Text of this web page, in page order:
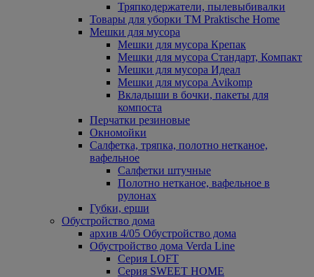
Тряпкодержатели, пылевыбивалки
Товары для уборки ТМ Praktische Home
Мешки для мусора
Мешки для мусора Крепак
Мешки для мусора Стандарт, Компакт
Мешки для мусора Идеал
Мешки для мусора Avikomp
Вкладыши в бочки, пакеты для
компоста
Перчатки резиновые
Окномойки
Салфетка, тряпка, полотно нетканое,
вафельное
Салфетки штучные
Полотно нетканое, вафельное в
рулонах
Губки, ерши
Обустройство дома
архив 4/05 Обустройство дома
Обустройство дома Verda Line
Серия LOFT
Серия SWEET HOME